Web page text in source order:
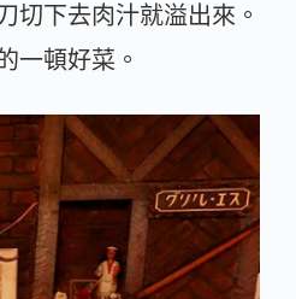
切下去肉汁就溢出來。
一頓好菜。